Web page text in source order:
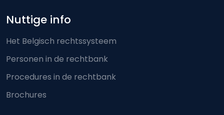
Nuttige info
Het Belgisch rechtssysteem
Personen in de rechtbank
Procedures in de rechtbank
Brochures